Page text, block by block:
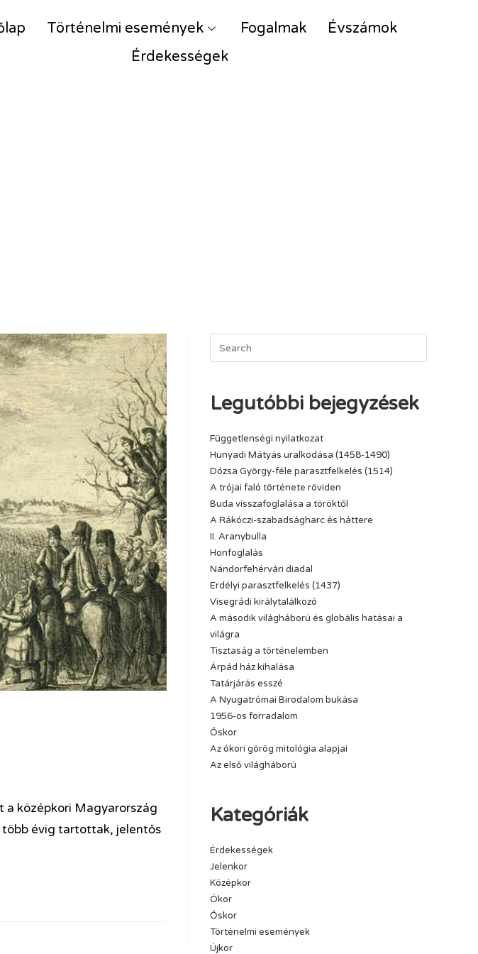
Történelmi események Fogalmak
Évszámok
Érdekességek
a középkori Magyarország
évig tartottak, jelentős
Legutóbbi bejegyzések
Függetlenségi nyilatkozat
Hunyadi Mátyás uralkodása (1458-1490)
Dózsa György-féle parasztfelkelés (1514)
A trójai faló története röviden
Buda visszafoglalása a töröktől
A Rákóczi-szabadságharc és háttere
II. Aranybulla
Honfoglalás
Nándorfehérvári diadal
Erdélyi parasztfelkelés (1437)
Visegrádi királytalálkozó
A második világháború és globális hatásai a
világra
Tisztaság a történelemben
Árpád ház kihalása
Tatárjárás esszé
A Nyugatrómai Birodalom bukása
1956-os forradalom
Őskor
Az ókori görög mitológia alapjai
Az első világháború
Kategóriák
Érdekességek
Jelenkor
Középkor
Ókor
Őskor
Történelmi események
Újkor